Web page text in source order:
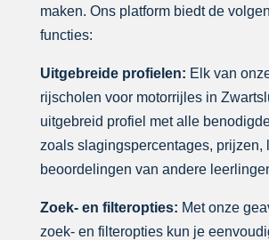
maken. Ons platform biedt de
functies:
Uitgebreide profielen: Elk van
rijscholen voor motorrijles in
uitgebreid profiel met alle
zoals slagingspercentages, prijzen,
beoordelingen van andere
Zoek- en filteropties: Met onze
zoek- en filteropties kun je